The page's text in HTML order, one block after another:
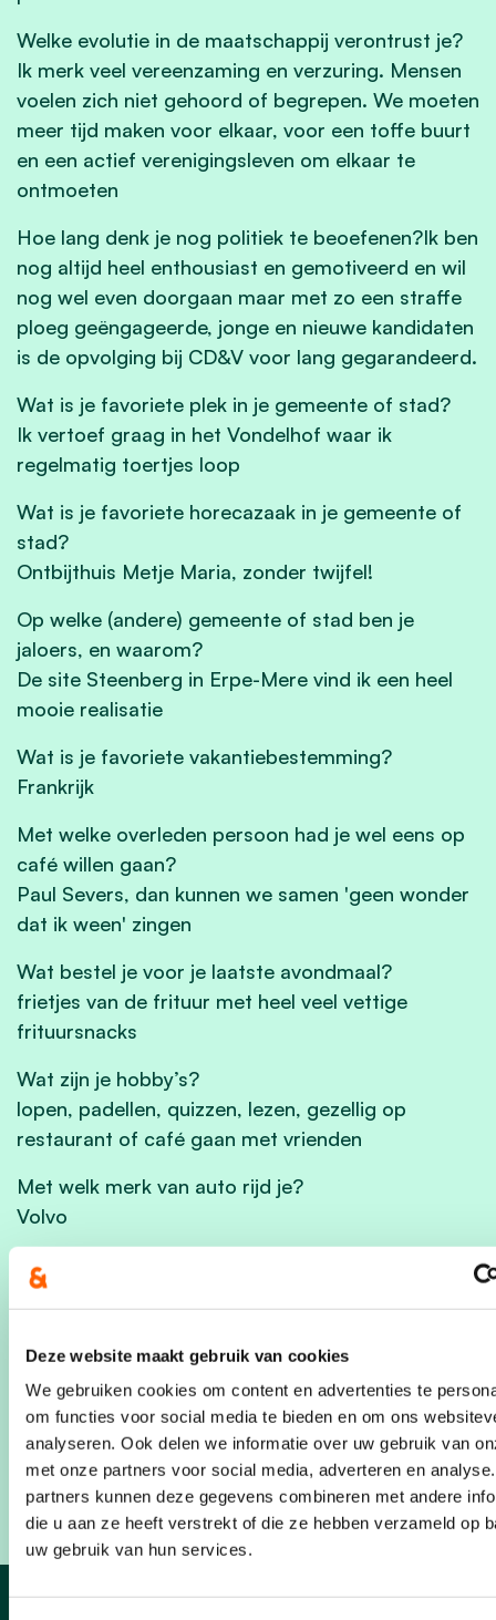
Deze website maakt gebruik van cookies
We gebruiken cookies om content en advertenties te
om functies voor social media te bieden en om ons
analyseren. Ook delen we informatie over uw gebruik van
met onze partners voor social media, adverteren en
partners kunnen deze gegevens combineren met andere
die u aan ze heeft verstrekt of die ze hebben verzameld op
uw gebruik van hun services.
Welke evolutie in de maatschappij verontrust je?
Ik merk veel vereenzaming en verzuring. Mensen
voelen zich niet gehoord of begrepen. We moeten
meer tijd maken voor elkaar, voor een toffe buurt
en een actief verenigingsleven om elkaar te
ontmoeten
Hoe lang denk je nog politiek te beoefenen?Ik ben
nog altijd heel enthousiast en gemotiveerd en wil
nog wel even doorgaan maar met zo een straffe
ploeg geëngageerde, jonge en nieuwe kandidaten
is de opvolging bij CD&V voor lang gegarandeerd.
Wat is je favoriete plek in je gemeente of stad?
Ik vertoef graag in het Vondelhof waar ik
regelmatig toertjes loop
Wat is je favoriete horecazaak in je gemeente of
stad?
Ontbijthuis Metje Maria, zonder twijfel!
Op welke (andere) gemeente of stad ben je
jaloers, en waarom?
De site Steenberg in Erpe-Mere vind ik een heel
mooie realisatie
Wat is je favoriete vakantiebestemming?
Frankrijk
Met welke overleden persoon had je wel eens op
café willen gaan?
Paul Severs, dan kunnen we samen 'geen wonder
dat ik ween' zingen
Wat bestel je voor je laatste avondmaal?
frietjes van de frituur met heel veel vettige
frituursnacks
Wat zijn je hobby’s?
lopen, padellen, quizzen, lezen, gezellig op
restaurant of café gaan met vrienden
Met welk merk van auto rijd je?
Volvo
Hoe vaak neem je het openbaar vervoer?
ik neem altijd de trein naar Brussel dus meermaals
Hoe vaak neem je de fiets?
Dagelijks (de elektrische weliswaar ;-))
Bron:https://www.nieuwsblad.be/cnt/